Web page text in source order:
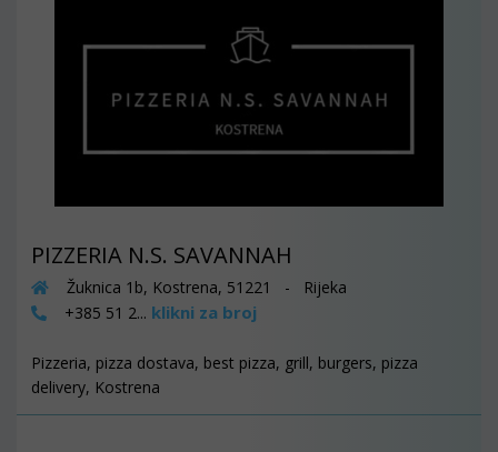
PIZZERIA N.S. SAVANNAH
Žuknica 1b, Kostrena, 51221 - Rijeka
+385 51 2... klikni za broj
Pizzeria, pizza dostava, best pizza, grill, burgers, pizza
delivery, Kostrena